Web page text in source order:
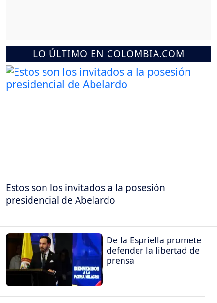
LO ÚLTIMO EN COLOMBIA.COM
Estos son los invitados a la posesión
presidencial de Abelardo
De la Espriella promete
defender la libertad de
prensa